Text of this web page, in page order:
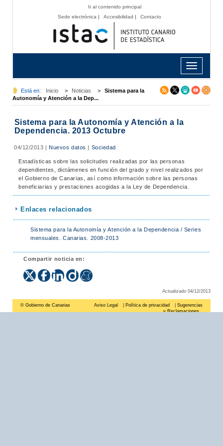
Ir al contenido principal
Sede electrónica | Accesibilidad | Contacto
Toggle
navigation
Está en: Inicio > Noticias >
Sistema para la
Autonomía y Atención a la Dep...
Sistema para la Autonomía y Atención a la
Dependencia. 2013 Octubre
04/12/2013 |Nuevos datos | Sociedad
Estadísticas sobre las solicitudes realizadas por las personas
dependientes, dictámenes en función del grado y nivel realizados por
el Gobierno de Canarias, así como información sobre las personas
beneficiarias y prestaciones acogidas a la Ley de Dependencia.
Enlaces relacionados
Sistema para la Autonomía y Atención a la Dependencia / Series
mensuales. Canarias. 2008-2013
Compartir noticia en:
Actualizado 04/12/2013
© Gobierno de Canarias Aviso Legal Política de privacidad
Sugerencias
y Reclamaciones